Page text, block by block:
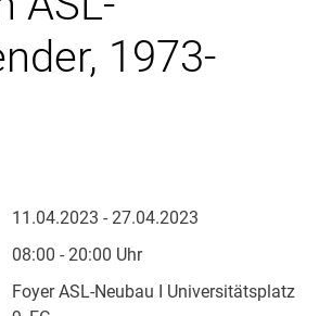
1973-
11.04.2023 - 27.04.2023
08:00 - 20:00 Uhr
Foyer ASL-Neubau I Universitätsplatz